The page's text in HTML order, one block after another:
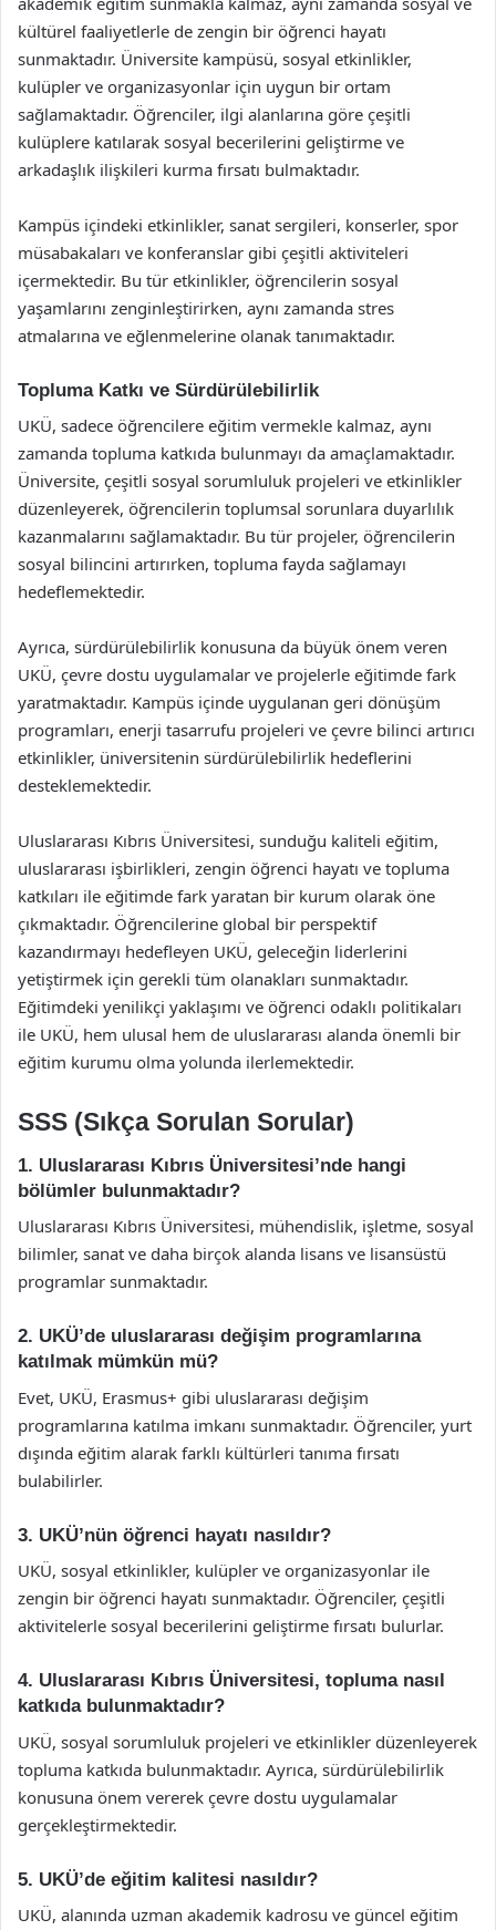
kültürel faaliyetlerle de zengin bir öğrenci hayatı
sunmaktadır. Üniversite kampüsü, sosyal etkinlikler,
kulüpler ve organizasyonlar için uygun bir ortam
sağlamaktadır. Öğrenciler, ilgi alanlarına göre çeşitli
kulüplere katılarak sosyal becerilerini geliştirme ve
arkadaşlık ilişkileri kurma fırsatı bulmaktadır.
Kampüs içindeki etkinlikler, sanat sergileri, konserler, spor
müsabakaları ve konferanslar gibi çeşitli aktiviteleri
içermektedir. Bu tür etkinlikler, öğrencilerin sosyal
yaşamlarını zenginleştirirken, aynı zamanda stres
atmalarına ve eğlenmelerine olanak tanımaktadır.
Topluma Katkı ve Sürdürülebilirlik
UKÜ, sadece öğrencilere eğitim vermekle kalmaz, aynı
zamanda topluma katkıda bulunmayı da amaçlamaktadır.
Üniversite, çeşitli sosyal sorumluluk projeleri ve etkinlikler
düzenleyerek, öğrencilerin toplumsal sorunlara duyarlılık
kazanmalarını sağlamaktadır. Bu tür projeler, öğrencilerin
sosyal bilincini artırırken, topluma fayda sağlamayı
hedeflemektedir.
Ayrıca, sürdürülebilirlik konusuna da büyük önem veren
UKÜ, çevre dostu uygulamalar ve projelerle eğitimde fark
yaratmaktadır. Kampüs içinde uygulanan geri dönüşüm
programları, enerji tasarrufu projeleri ve çevre bilinci artırıcı
etkinlikler, üniversitenin sürdürülebilirlik hedeflerini
desteklemektedir.
Uluslararası Kıbrıs Üniversitesi, sunduğu kaliteli eğitim,
uluslararası işbirlikleri, zengin öğrenci hayatı ve topluma
katkıları ile eğitimde fark yaratan bir kurum olarak öne
çıkmaktadır. Öğrencilerine global bir perspektif
kazandırmayı hedefleyen UKÜ, geleceğin liderlerini
yetiştirmek için gerekli tüm olanakları sunmaktadır.
Eğitimdeki yenilikçi yaklaşımı ve öğrenci odaklı politikaları
ile UKÜ, hem ulusal hem de uluslararası alanda önemli bir
eğitim kurumu olma yolunda ilerlemektedir.
SSS (Sıkça Sorulan Sorular)
1. Uluslararası Kıbrıs Üniversitesi’nde hangi
bölümler bulunmaktadır?
Uluslararası Kıbrıs Üniversitesi, mühendislik, işletme, sosyal
bilimler, sanat ve daha birçok alanda lisans ve lisansüstü
programlar sunmaktadır.
2. UKÜ’de uluslararası değişim programlarına
katılmak mümkün mü?
Evet, UKÜ, Erasmus+ gibi uluslararası değişim
programlarına katılma imkanı sunmaktadır. Öğrenciler, yurt
dışında eğitim alarak farklı kültürleri tanıma fırsatı
bulabilirler.
3. UKÜ’nün öğrenci hayatı nasıldır?
UKÜ, sosyal etkinlikler, kulüpler ve organizasyonlar ile
zengin bir öğrenci hayatı sunmaktadır. Öğrenciler, çeşitli
aktivitelerle sosyal becerilerini geliştirme fırsatı bulurlar.
4. Uluslararası Kıbrıs Üniversitesi, topluma nasıl
katkıda bulunmaktadır?
UKÜ, sosyal sorumluluk projeleri ve etkinlikler düzenleyerek
topluma katkıda bulunmaktadır. Ayrıca, sürdürülebilirlik
konusuna önem vererek çevre dostu uygulamalar
gerçekleştirmektedir.
5. UKÜ’de eğitim kalitesi nasıldır?
UKÜ, alanında uzman akademik kadrosu ve güncel eğitim